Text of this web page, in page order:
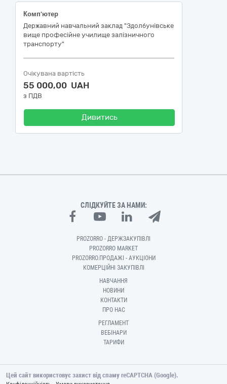
Комп'ютер
Державний навчальний заклад "Здолбунівське
вище професійне училище залізничного
транспорту"
Очікувана вартість
55 000,00 UAH
з ПДВ
Дивитись
СЛІДКУЙТЕ ЗА НАМИ:
PROZORRO - ДЕРЖЗАКУПІВЛІ
PROZORRO MARKET
PROZORRO.ПРОДАЖІ - АУКЦІОНИ
КОМЕРЦІЙНІ ЗАКУПІВЛІ
НАВЧАННЯ
НОВИНИ
КОНТАКТИ
ПРО НАС
РЕГЛАМЕНТ
ВЕБІНАРИ
ТАРИФИ
Цей сайт використовує захист від спаму reCAPTCHA (Google).